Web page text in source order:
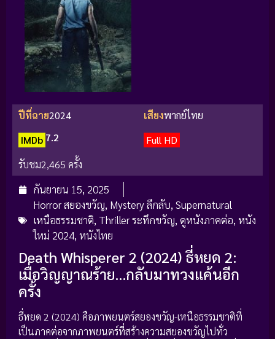
ปีที่ฉาย2024 เสียงพากย์ไทย
IMDb 7.2
Full HD
รับชม2,465 ครั้ง
กันยายน 15, 2025
Horror สยองขวัญ, Mystery ลึกลับ, Supernatural
เหนือธรรมชาติ, Thriller ระทึกขวัญ, ดูหนังภาคต่อ, หนัง
ใหม่ 2024, หนังไทย
Death Whisperer 2 (2024) ธี่หยด 2:
เมื่อวิญญาณร้าย…กลับมาทวงแค้นอีก
ครั้ง
ธี่หยด 2 (2024) คือภาพยนตร์สยองขวัญ-เหนือธรรมชาติที่
เป็นภาคต่อจากภาพยนตร์ที่สร้างความสยองขวัญไปทั่ว